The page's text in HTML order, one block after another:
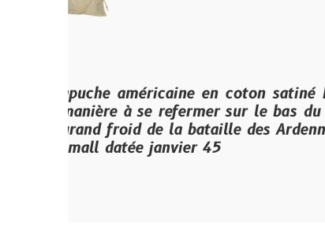
américaine en coton satiné kaki
à se refermer sur le bas du visage
froid de la bataille des Ardennes (The
datée janvier 45